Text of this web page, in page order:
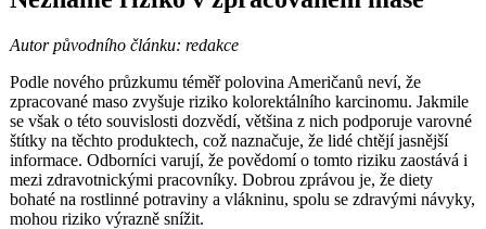
Autor původního článku: redakce
Podle nového průzkumu téměř polovina Američanů neví, že
zpracované maso zvyšuje riziko kolorektálního karcinomu. Jakmile
se však o této souvislosti dozvědí, většina z nich podporuje varovné
štítky na těchto produktech, což naznačuje, že lidé chtějí jasnější
informace. Odborníci varují, že povědomí o tomto riziku zaostává i
mezi zdravotnickými pracovníky. Dobrou zprávou je, že diety
bohaté na rostlinné potraviny a vlákninu, spolu se zdravými návyky,
mohou riziko výrazně snížit.